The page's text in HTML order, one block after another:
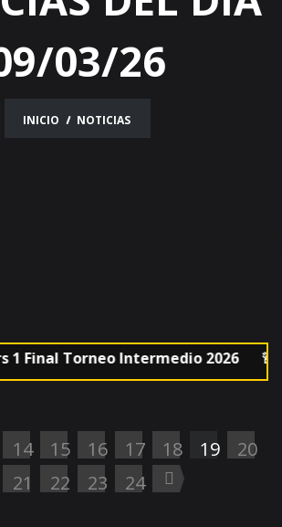
03/26
INICIO NOTICIAS
Final Torneo Intermedio 2026
14 15 16 17 18 19
20
21
22 23 24